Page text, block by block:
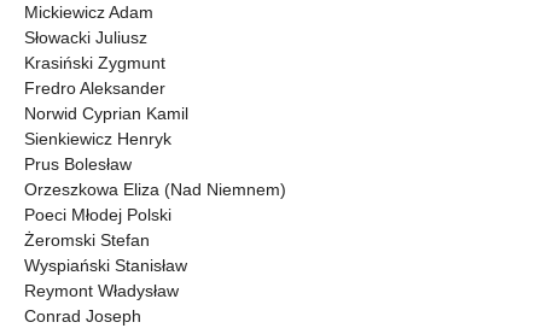
Mickiewicz Adam
Słowacki Juliusz
Krasiński Zygmunt
Fredro Aleksander
Norwid Cyprian Kamil
Sienkiewicz Henryk
Prus Bolesław
Orzeszkowa Eliza (Nad Niemnem)
Poeci Młodej Polski
Żeromski Stefan
Wyspiański Stanisław
Reymont Władysław
Conrad Joseph